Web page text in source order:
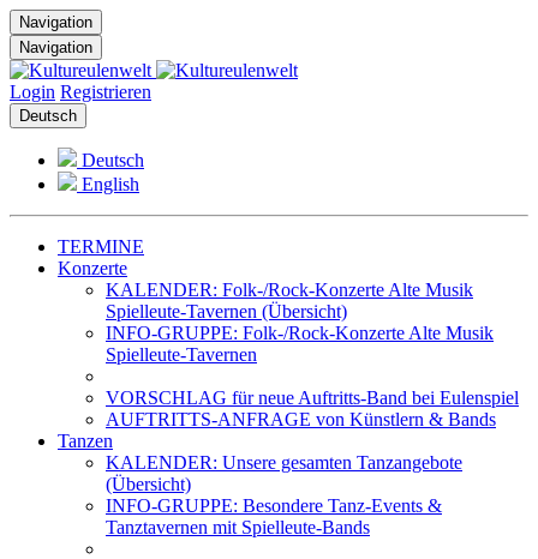
Navigation
Navigation
Login Registrieren
Deutsch
Deutsch
English
TERMINE
Konzerte
KALENDER: Folk-/Rock-Konzerte Alte Musik
Spielleute-Tavernen (Übersicht)
INFO-GRUPPE: Folk-/Rock-Konzerte Alte Musik
Spielleute-Tavernen
VORSCHLAG für neue Auftritts-Band bei Eulenspiel
AUFTRITTS-ANFRAGE von Künstlern & Bands
Tanzen
KALENDER: Unsere gesamten Tanzangebote
(Übersicht)
INFO-GRUPPE: Besondere Tanz-Events &
Tanztavernen mit Spielleute-Bands